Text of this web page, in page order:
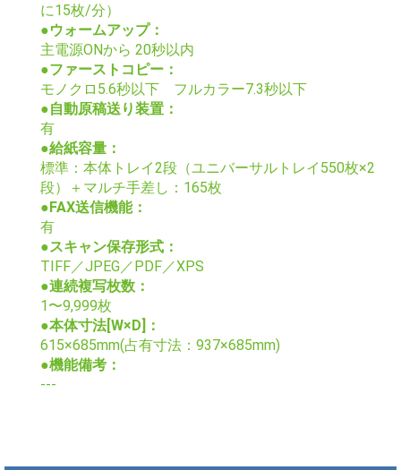
に15枚/分）
●ウォームアップ：
主電源ONから 20秒以内
●ファーストコピー：
モノクロ5.6秒以下 フルカラー7.3秒以下
●自動原稿送り装置：
有
●給紙容量：
標準：本体トレイ2段（ユニバーサルトレイ550枚×2
段）＋マルチ手差し：165枚
●FAX送信機能：
有
●スキャン保存形式：
TIFF／JPEG／PDF／XPS
●連続複写枚数：
1〜9,999枚
●本体寸法[W×D]：
615×685mm(占有寸法：937×685mm)
●機能備考：
---